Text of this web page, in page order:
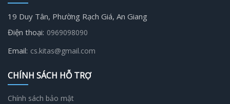
19 Duy Tân, Phường Rạch Giá, An Giang
Điện thoại: 0969098090
Email: cs.kitas@gmail.com
CHÍNH SÁCH HỖ TRỢ
Chính sách bảo mật